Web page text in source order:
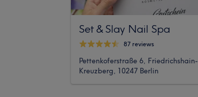
Set & Slay Nail Spa
87 reviews
Pettenkoferstraße 6, Friedrichshain-
Kreuzberg, 10247 Berlin